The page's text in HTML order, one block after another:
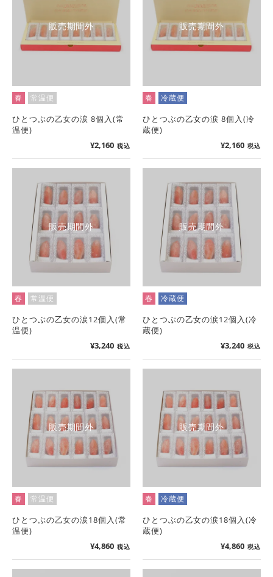
販売期間外
春 常温便
ひとつぶの乙女の涙 8個入(常
温便)
¥2,160 税込
販売期間外
春 冷蔵便
ひとつぶの乙女の涙 8個入(冷
蔵便)
¥2,160 税込
販売期間外
春 常温便
ひとつぶの乙女の涙12個入(常
温便)
¥3,240 税込
販売期間外
春 冷蔵便
ひとつぶの乙女の涙12個入(冷
蔵便)
¥3,240 税込
販売期間外
春 常温便
ひとつぶの乙女の涙18個入(常
温便)
¥4,860 税込
販売期間外
春 冷蔵便
ひとつぶの乙女の涙18個入(冷
蔵便)
¥4,860 税込